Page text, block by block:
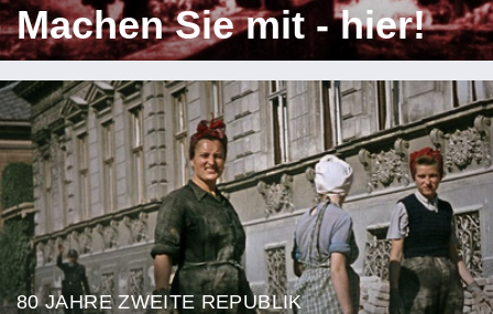
Machen Sie mit - hier!
80 JAHRE ZWEITE REPUBLIK